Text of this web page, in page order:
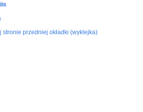
stronie przedniej okładki (wyklejka)